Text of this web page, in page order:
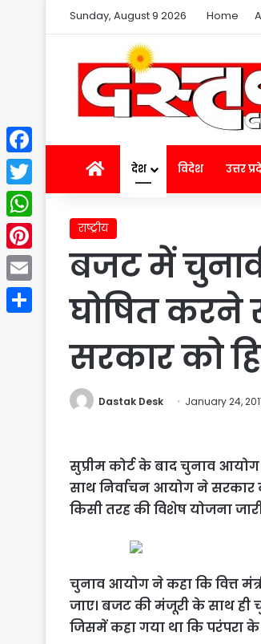
Sunday, August 9 2026 Home
Homeदेश विदेश उत्तर
राष्ट्रीय
बजट में
घोषित करने
सरकार को
Dastak Desk January 24,
सुप्रीम कोर्ट के बाद चुनाव
साथ निर्वाचन आयोग ने सरकार
किसी तरह की विशेष योजना
चुनाव आयोग ने कहा कि वित्त
जाए। बजट की मंजूरी के साथ ही
जिसमें कहा गया था कि परंपरा
Facebook
Twitter
WhatsApp
Pinterest
Email